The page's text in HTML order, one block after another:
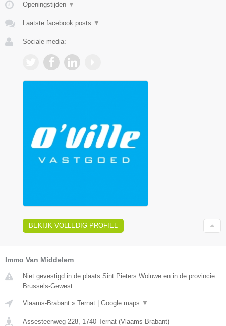
Openingstijden ▼
Laatste facebook posts ▼
Sociale media:
BEKIJK VOLLEDIG PROFIEL
Immo Van Middelem
Niet gevestigd in de plaats Sint Pieters Woluwe en in de provincie
Brussels-Gewest.
Vlaams-Brabant » Ternat Google maps ▼
Assesteenweg 228 1740 Ternat (Vlaams-Brabant)